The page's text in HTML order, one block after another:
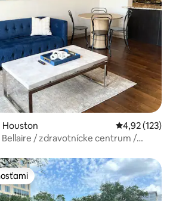
Priemerné
4,92 (123)
/ zdravotnícke centrum /